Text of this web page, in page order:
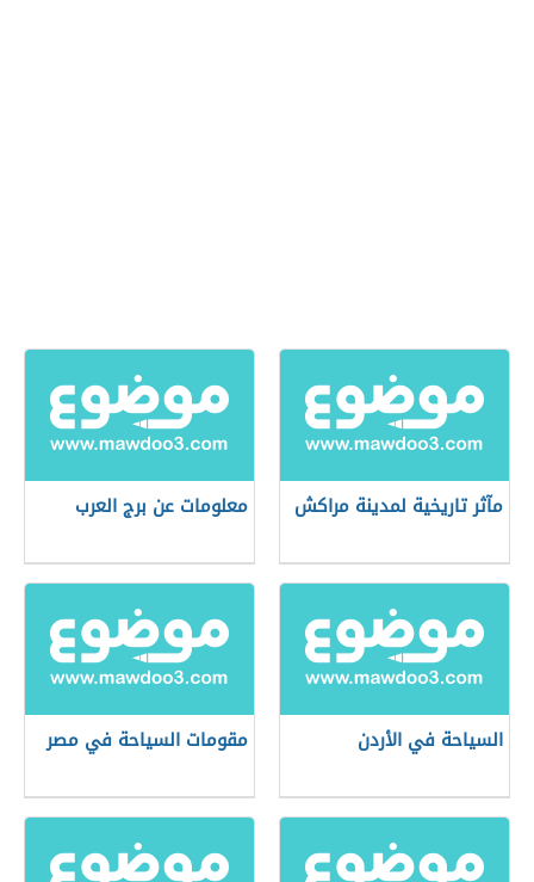
مآثر تاريخية لمدينة مراكش معلومات عن برج العرب
السياحة في الأردن مقومات السياحة في مصر